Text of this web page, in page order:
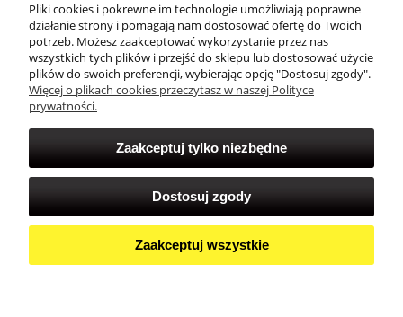
Zakupy
Twoje konto
Pliki cookies i pokrewne im technologie umożliwiają poprawne
działanie strony i pomagają nam dostosować ofertę do Twoich
potrzeb. Możesz zaakceptować wykorzystanie przez nas
wszystkich tych plików i przejść do sklepu lub dostosować użycie
plików do swoich preferencji, wybierając opcję "Dostosuj zgody".
Więcej o plikach cookies przeczytasz w naszej Polityce
prywatności.
Zaakceptuj tylko niezbędne
Dostosuj zgody
Zaakceptuj wszystkie